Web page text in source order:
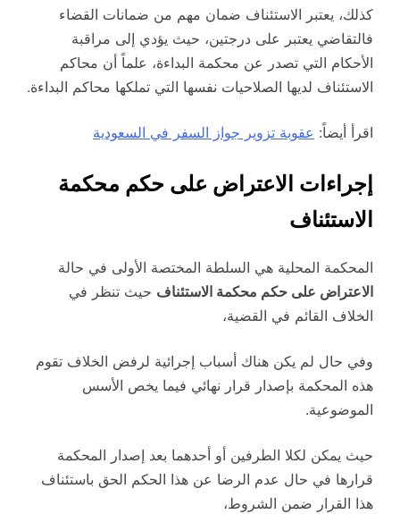
كذلك، يعتبر الاستئناف ضمان مهم من ضمانات القضاء
فالتقاضي يعتبر على درجتين، حيث يؤدي إلى مراقبة
الأحكام التي تصدر عن محكمة البداءة، علماً أن محاكم
الاستئناف لديها الصلاحيات نفسها التي تملكها محاكم البداءة.
اقرأ أيضاً: عقوبة تزوير جواز السفر في السعودية
إجراءات الاعتراض على حكم محكمة
الاستئناف
المحكمة المحلية هي السلطة المختصة الأولى في حالة
الاعتراض على حكم محكمة الاستئناف حيث تنظر في
الخلاف القائم في القضية،
وفي حال لم يكن هناك أسباب إجرائية لرفض الخلاف تقوم
هذه المحكمة بإصدار قرار نهائي فيما يخص الأسس
الموضوعية.
حيث يمكن لكلا الطرفين أو أحدهما بعد إصدار المحكمة
قرارها في حال عدم الرضا عن هذا الحكم الحق باستئناف
هذا القرار ضمن الشروط،